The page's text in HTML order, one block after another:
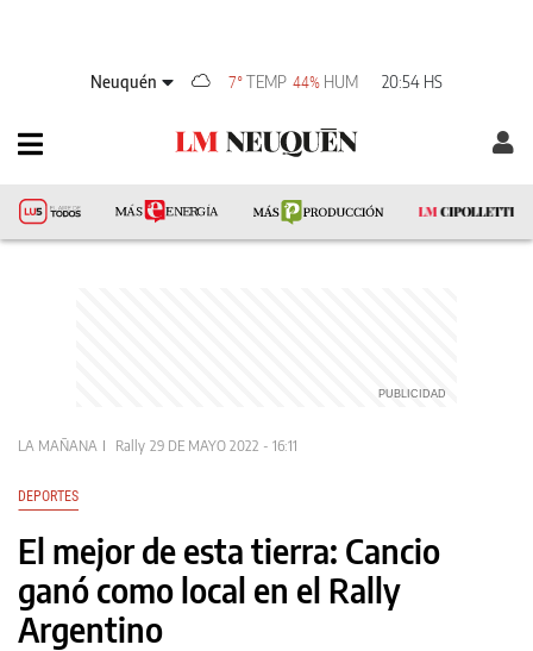
Neuquén 7°TEMP 44% HUM 20:54 HS
LA MAÑANA Rally 29 DE MAYO 2022 - 16:11
DEPORTES
El mejor de esta tierra: Cancio
ganó como local en el Rally
Argentino